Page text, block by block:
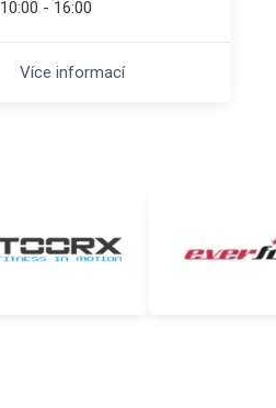
10:00 - 16:00
Více informací